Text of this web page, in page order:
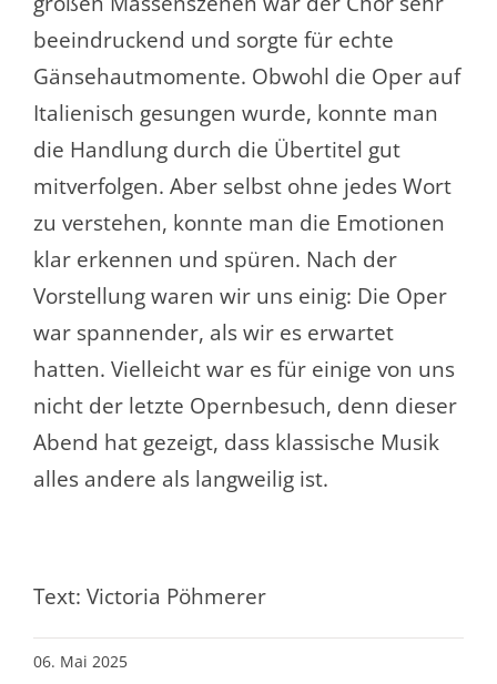
beeindruckend und sorgte für echte
Gänsehautmomente. Obwohl die Oper auf
Italienisch gesungen wurde, konnte man
die Handlung durch die Übertitel gut
mitverfolgen. Aber selbst ohne jedes Wort
zu verstehen, konnte man die Emotionen
klar erkennen und spüren. Nach der
Vorstellung waren wir uns einig: Die Oper
war spannender, als wir es erwartet
hatten. Vielleicht war es für einige von uns
nicht der letzte Opernbesuch, denn dieser
Abend hat gezeigt, dass klassische Musik
alles andere als langweilig ist.
Text: Victoria Pöhmerer
06. Mai 2025